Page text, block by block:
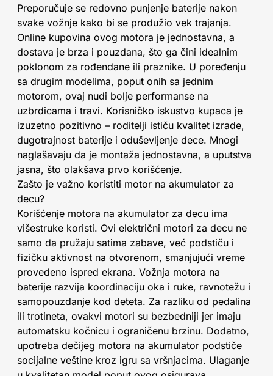
Preporučuje se redovno punjenje baterije nakon
svake vožnje kako bi se produžio vek trajanja.
Online kupovina ovog motora je jednostavna, a
dostava je brza i pouzdana, što ga čini idealnim
poklonom za rođendane ili praznike. U poređenju
sa drugim modelima, poput onih sa jednim
motorom, ovaj nudi bolje performanse na
uzbrdicama i travi. Korisničko iskustvo kupaca je
izuzetno pozitivno – roditelji ističu kvalitet izrade,
dugotrajnost baterije i oduševljenje dece. Mnogi
naglašavaju da je montaža jednostavna, a uputstva
jasna, što olakšava prvo korišćenje.
Zašto je važno koristiti motor na akumulator za
decu?
Korišćenje motora na akumulator za decu ima
višestruke koristi. Ovi električni motori za decu ne
samo da pružaju satima zabave, već podstiču i
fizičku aktivnost na otvorenom, smanjujući vreme
provedeno ispred ekrana. Vožnja motora na
baterije razvija koordinaciju oka i ruke, ravnotežu i
samopouzdanje kod deteta. Za razliku od pedalina
ili trotineta, ovakvi motori su bezbedniji jer imaju
automatsku kočnicu i ograničenu brzinu. Dodatno,
upotreba dečijeg motora na akumulator podstiče
socijalne veštine kroz igru sa vršnjacima. Ulaganje